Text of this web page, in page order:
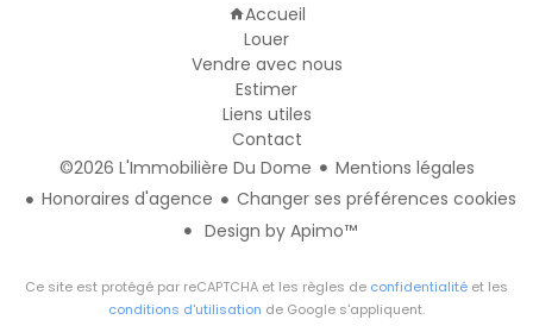
Accueil
Louer
Vendre avec nous
Estimer
Liens utiles
Contact
©2026 L'Immobilière Du Dome
Mentions légales
Honoraires d'agence
Changer ses préférences cookies
Design by Apimo™
Ce site est protégé par reCAPTCHA et les règles de confidentialité et les
conditions d'utilisation de Google s'appliquent.